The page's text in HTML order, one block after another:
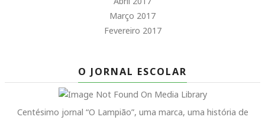
Março 2017
Fevereiro 2017
O JORNAL ESCOLAR
Centésimo jornal “O Lampião”, uma marca, uma história de